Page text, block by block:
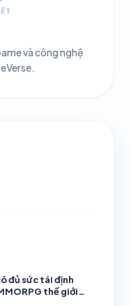
và công nghệ
đủ sức tái định
thế giới